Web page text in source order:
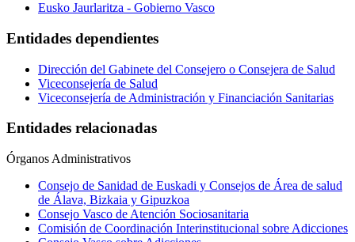
Eusko Jaurlaritza - Gobierno Vasco
Entidades dependientes
Dirección del Gabinete del Consejero o Consejera de Salud
Viceconsejería de Salud
Viceconsejería de Administración y Financiación Sanitarias
Entidades relacionadas
Órganos Administrativos
Consejo de Sanidad de Euskadi y Consejos de Área de salud
de Álava, Bizkaia y Gipuzkoa
Consejo Vasco de Atención Sociosanitaria
Comisión de Coordinación Interinstitucional sobre Adicciones